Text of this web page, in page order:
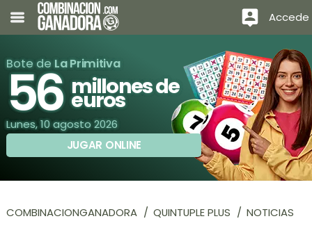
Accede
Bote de La Primitiva
56 millones de
euros
Lunes, 10 agosto 2026
JUGAR ONLINE
COMBINACIONGANADORA QUINTUPLE PLUS NOTICIAS